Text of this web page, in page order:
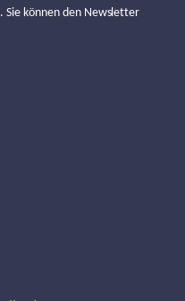
. Sie können den Newsletter